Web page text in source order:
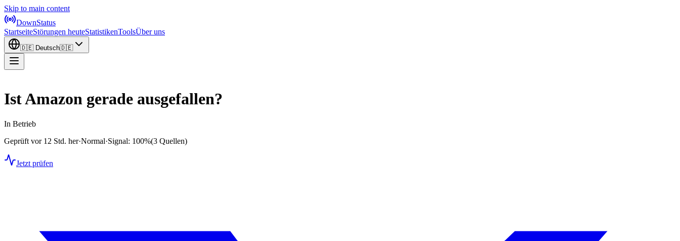
Skip to main content
DownStatus
StartseiteStörungen heuteStatistikenToolsÜber uns
🇩🇪 Deutsch🇩🇪
Ist Amazon gerade ausgefallen?
In Betrieb
Geprüft vor 12 Std. her·Normal·Signal: 100%(3 Quellen)
Jetzt prüfen